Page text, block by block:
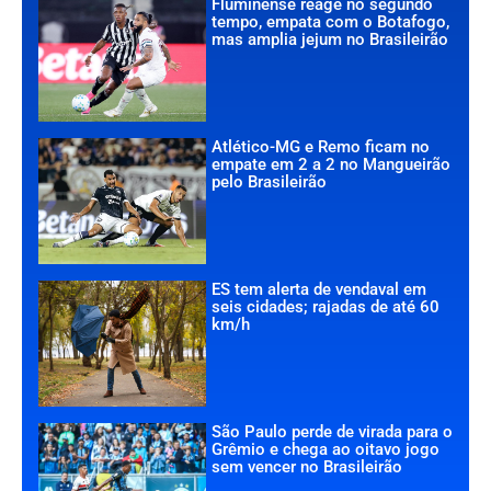
Fluminense reage no segundo
tempo, empata com o Botafogo,
mas amplia jejum no Brasileirão
Atlético-MG e Remo ficam no
empate em 2 a 2 no Mangueirão
pelo Brasileirão
ES tem alerta de vendaval em
seis cidades; rajadas de até 60
km/h
São Paulo perde de virada para o
Grêmio e chega ao oitavo jogo
sem vencer no Brasileirão